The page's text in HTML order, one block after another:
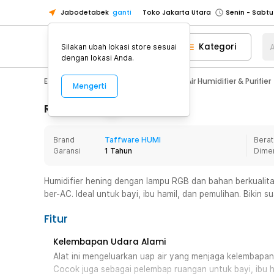
Jabodetabek ganti Toko Jakarta Utara
Toko Tangerang
Toko Cikupa
Pick n Go Jakarta Barat
Senin -
Pick n Go Bekasi
Senin - Jumat
Senin - Jumat
Senin -
Toko Jakarta Barat
Senin -
Toko Tangerang
Toko Cikupa
Senin -
Senin - Jumat
Pick n Go Depok
Senin - Jumat
Kategori
Electronic Pendingin Ruangan Air Humidifier & Purifier
Rincian Produk
Brand
Taffware HUMI
Garansi
1 Tahun
Humidifier hening dengan lampu RGB dan bahan
ber-AC. Ideal untuk bayi, ibu hamil, dan pemulihan. Bikin
Fitur
Kelembapan Udara Alami
Alat ini mengeluarkan uap air yang menjaga
Cocok juga sebagai pelembap ruangan untuk bayi, ibu
Silakan ubah lokasi store sesuai
dengan lokasi Anda.
Mengerti